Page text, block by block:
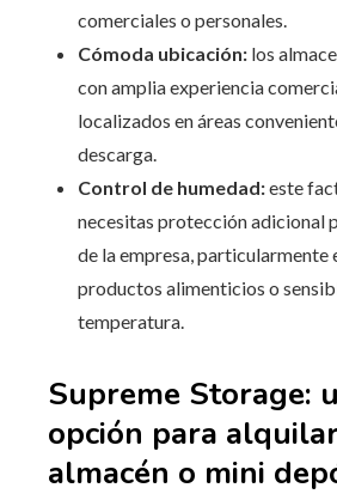
comerciales o personales.
Cómoda ubicación: los
con amplia experiencia
localizados en áreas
descarga.
Control de humedad:este
necesitas protección adicional
de la empresa, particularmente
productos alimenticios o
temperatura.
Supreme Storage:
opción para
almacén o mini